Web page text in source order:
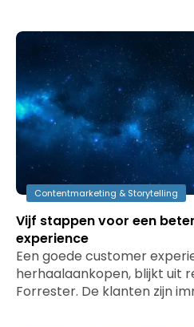
Contentmarketing & Storytelling
Vijf stappen voor een
experience
Een goede customer
herhaalaankopen, blijkt uit
Forrester. De klanten zijn